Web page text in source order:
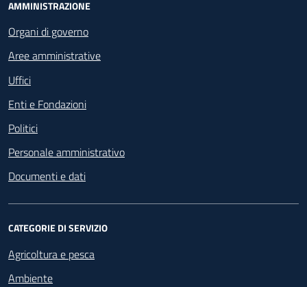
Footer - Navigazione
AMMINISTRAZIONE
Organi di governo
Aree amministrative
Uffici
Enti e Fondazioni
Politici
Personale amministrativo
Documenti e dati
CATEGORIE DI SERVIZIO
Agricoltura e pesca
Ambiente